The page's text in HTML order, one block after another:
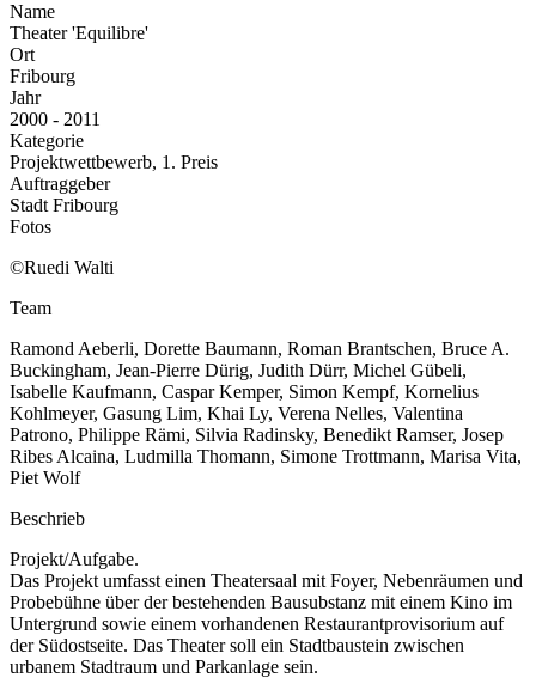
Name
Theater 'Equilibre'
Ort
Fribourg
Jahr
2000 - 2011
Kategorie
Projektwettbewerb, 1. Preis
Auftraggeber
Stadt Fribourg
Fotos
©Ruedi Walti
Team
Ramond Aeberli, Dorette Baumann, Roman Brantschen, Bruce A.
Buckingham, Jean-Pierre Dürig, Judith Dürr, Michel Gübeli,
Isabelle Kaufmann, Caspar Kemper, Simon Kempf, Kornelius
Kohlmeyer, Gasung Lim, Khai Ly, Verena Nelles, Valentina
Patrono, Philippe Rämi, Silvia Radinsky, Benedikt Ramser, Josep
Ribes Alcaina, Ludmilla Thomann, Simone Trottmann, Marisa Vita,
Piet Wolf
Beschrieb
Projekt/Aufgabe.
Das Projekt umfasst einen Theatersaal mit Foyer, Nebenräumen und
Probebühne über der bestehenden Bausubstanz mit einem Kino im
Untergrund sowie einem vorhandenen Restaurantprovisorium auf
der Südostseite. Das Theater soll ein Stadtbaustein zwischen
urbanem Stadtraum und Parkanlage sein.